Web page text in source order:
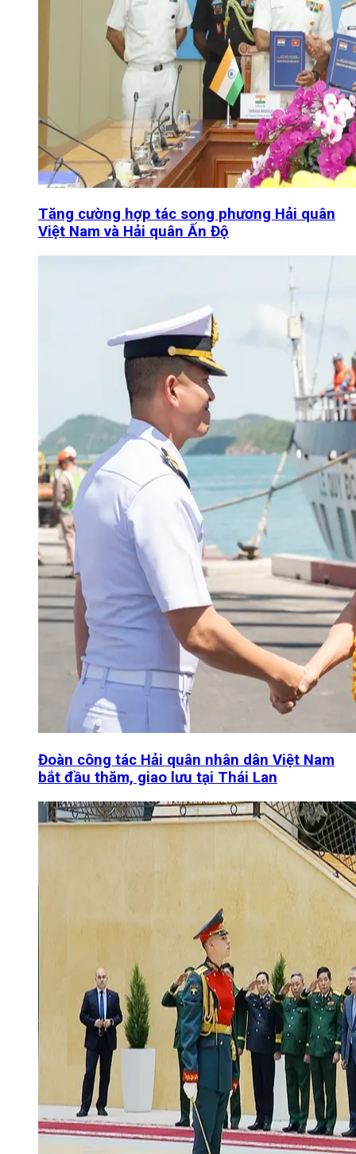
Tăng cường hợp tác song phương Hải quân
Việt Nam và Hải quân Ấn Độ
Đoàn công tác Hải quân nhân dân Việt Nam
bắt đầu thăm, giao lưu tại Thái Lan